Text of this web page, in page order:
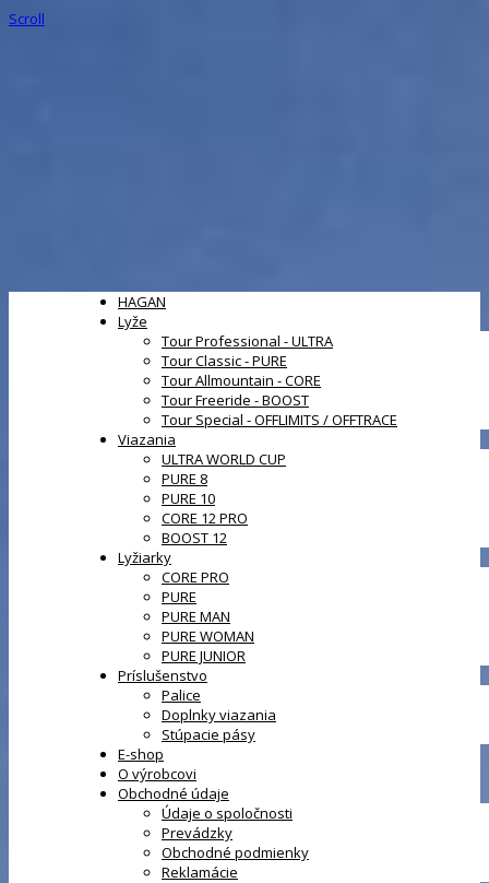
Scroll
HAGAN
Lyže
Tour Professional - ULTRA
Tour Classic - PURE
Tour Allmountain - CORE
Tour Freeride - BOOST
Tour Special - OFFLIMITS / OFFTRACE
Viazania
ULTRA WORLD CUP
PURE 8
PURE 10
CORE 12 PRO
BOOST 12
Lyžiarky
CORE PRO
PURE
PURE MAN
PURE WOMAN
PURE JUNIOR
Príslušenstvo
Palice
Doplnky viazania
Stúpacie pásy
E-shop
O výrobcovi
Obchodné údaje
Údaje o spoločnosti
Prevádzky
Obchodné podmienky
Reklamácie